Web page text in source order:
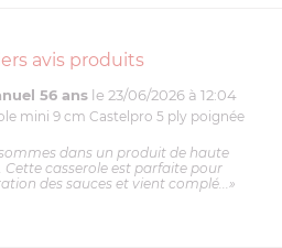
avis produits
56 ans le 23/06/2026 à 12:04
mini 9 cm Castelpro 5 ply poignée
dans un produit de haute
Cette casserole est parfaite pour
des sauces et vient complé...»